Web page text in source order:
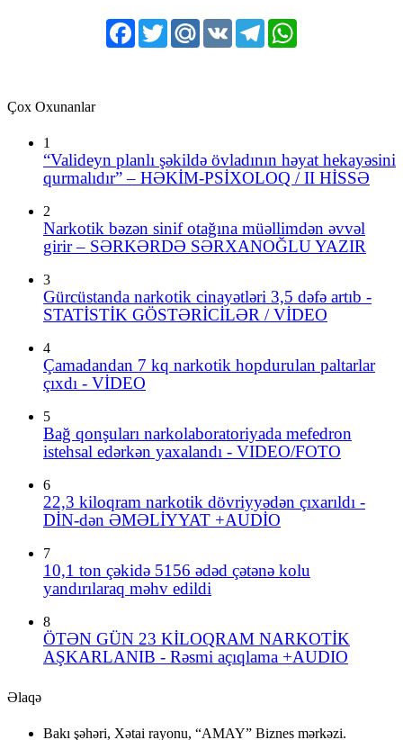
Facebook
Twitter Mail.RuVK Telegram
Çox Oxunanlar
1
“Valideyn planlı şəkildə övladının həyat hekayəsini
qurmalıdır” – HƏKİM-PSİXOLOQ / II HİSSƏ
2
Narkotik bəzən sinif otağına müəllimdən əvvəl
girir – SƏRKƏRDƏ SƏRXANOĞLU YAZIR
3
Gürcüstanda narkotik cinayətləri 3,5 dəfə artıb -
STATİSTİK GÖSTƏRİCİLƏR / VİDEO
4
Çamadandan 7 kq narkotik hopdurulan paltarlar
çıxdı - VİDEO
5
Bağ qonşuları narkolaboratoriyada mefedron
istehsal edərkən yaxalandı - VIDEO/FOTO
6
22,3 kiloqram narkotik dövriyyədən çıxarıldı -
DİN-dən ƏMƏLİYYAT +AUDİO
7
10,1 ton çəkidə 5156 ədəd çətənə kolu
yandırılaraq məhv edildi
8
ÖTƏN GÜN 23 KİLOQRAM NARKOTİK
AŞKARLANIB - Rəsmi açıqlama +AUDIO
Əlaqə
Bakı şəhəri, Xətai rayonu, “AMAY” Biznes mərkəzi.